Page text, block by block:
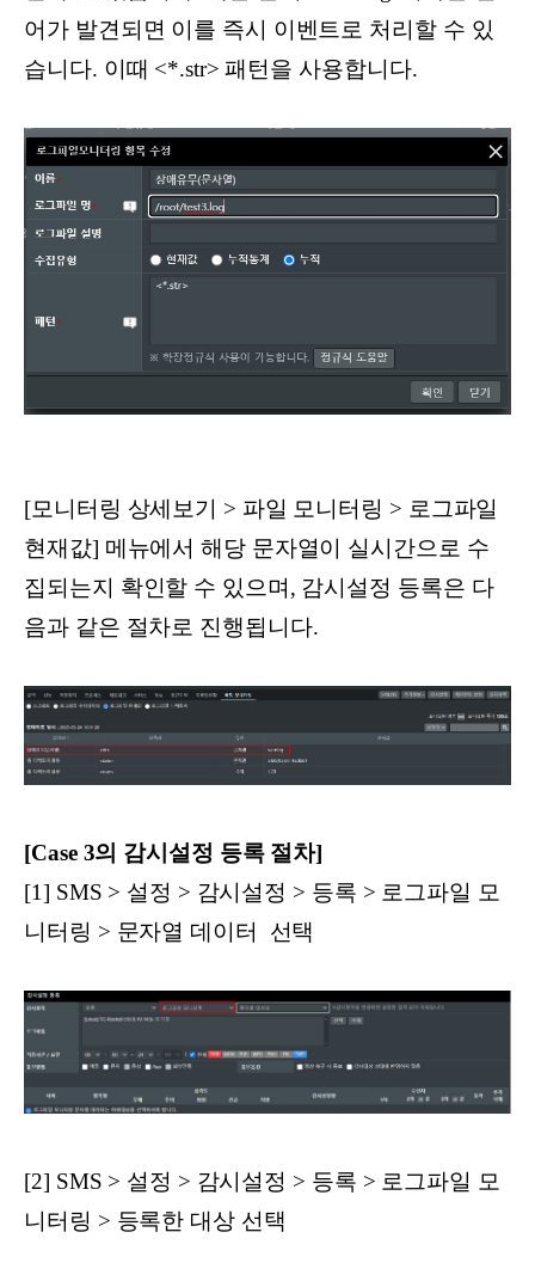
어가 발견되면 이를 즉시 이벤트로 처리할 수 있
습니다. 이때 <*.str> 패턴을 사용합니다.
[모니터링 상세보기 > 파일 모니터링 > 로그파일
현재값] 메뉴에서 해당 문자열이 실시간으로 수
집되는지 확인할 수 있으며, 감시설정 등록은 다
음과 같은 절차로 진행됩니다.
[Case 3의 감시설정 등록 절차]
[1] SMS > 설정 > 감시설정 > 등록 > 로그파일 모
니터링 > 문자열 데이터 선택
[2] SMS > 설정 > 감시설정 > 등록 > 로그파일 모
니터링 > 등록한 대상 선택